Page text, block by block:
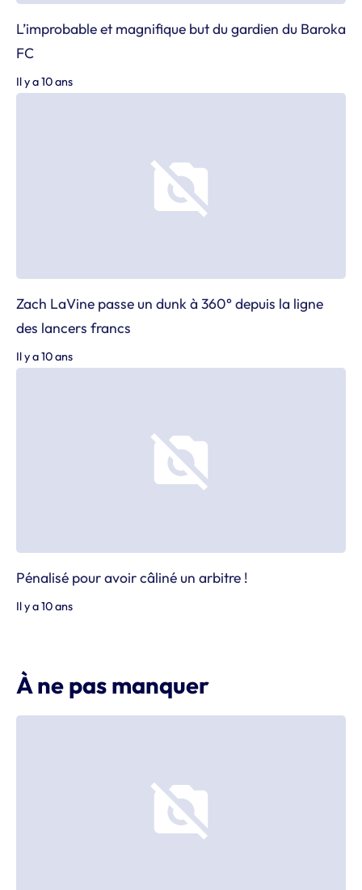
L’improbable et magnifique but du gardien du Baroka
FC
Il y a 10 ans
Zach LaVine passe un dunk à 360° depuis la ligne
des lancers francs
Il y a 10 ans
Pénalisé pour avoir câliné un arbitre !
Il y a 10 ans
À ne pas manquer